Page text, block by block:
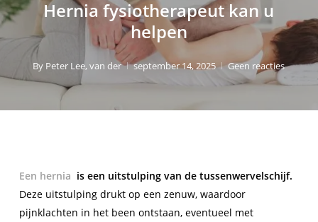
Hernia fysiotherapeut kan u
helpen
By Peter Lee, van der september 14, 2025 Geen reacties
Een hernia is een uitstulping van de tussenwervelschijf.
Deze uitstulping drukt op een zenuw, waardoor
pijnklachten in het been ontstaan, eventueel met